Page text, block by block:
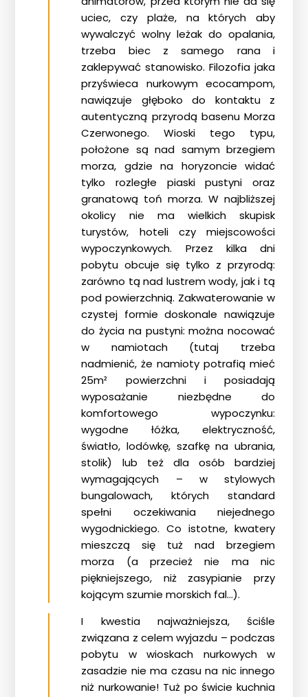
uciec, czy plaże, na których aby
wywalczyć wolny leżak do opalania,
trzeba biec z samego rana i
zaklepywać stanowisko. Filozofia jaka
przyświeca nurkowym ecocampom,
nawiązuje głęboko do kontaktu z
autentyczną przyrodą basenu Morza
Czerwonego. Wioski tego typu,
położone są nad samym brzegiem
morza, gdzie na horyzoncie widać
tylko rozległe piaski pustyni oraz
granatową toń morza. W najbliższej
okolicy nie ma wielkich skupisk
turystów, hoteli czy miejscowości
wypoczynkowych. Przez kilka dni
pobytu obcuje się tylko z przyrodą:
zarówno tą nad lustrem wody, jak i tą
pod powierzchnią. Zakwaterowanie w
czystej formie doskonale nawiązuje
do życia na pustyni: można nocować
w namiotach (tutaj trzeba
nadmienić, że namioty potrafią mieć
25m² powierzchni i posiadają
wyposażanie niezbędne do
komfortowego wypoczynku:
wygodne łóżka, elektryczność,
światło, lodówkę, szafkę na ubrania,
stolik) lub też dla osób bardziej
wymagających – w stylowych
bungalowach, których standard
spełni oczekiwania niejednego
wygodnickiego. Co istotne, kwatery
mieszczą się tuż nad brzegiem
morza (a przecież nie ma nic
piękniejszego, niż zasypianie przy
kojącym szumie morskich fal…).
I kwestia najważniejsza, ściśle
związana z celem wyjazdu – podczas
pobytu w wioskach nurkowych w
zasadzie nie ma czasu na nic innego
niż nurkowanie! Tuż po świcie kuchnia